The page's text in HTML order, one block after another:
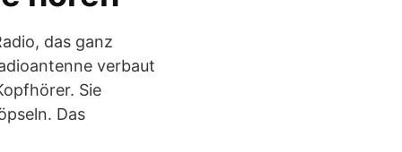
das ganz
verbaut
Sie
Das